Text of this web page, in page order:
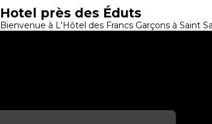
Hotel près des Éduts
Bienvenue à L'Hôtel des Francs Garçons à Saint